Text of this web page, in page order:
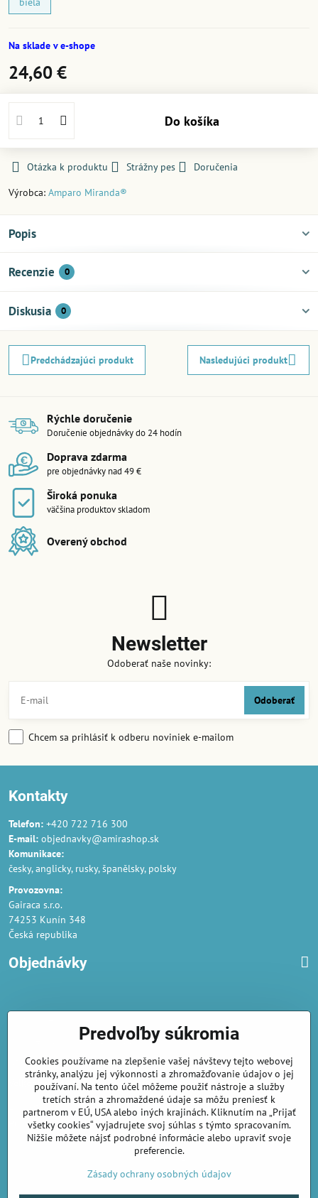
Na sklade v e-shope
24,60 €
Do košíka
Otázka k produktu Strážny pes
Doručenia
Výrobca: Amparo Miranda®
Popis
Recenzie 0
Diskusia 0
Predchádzajúci produkt Nasledujúci produkt
Rýchle doručenie
Doručenie objednávky do 24 hodín
Doprava zdarma
pre objednávky nad 49 €
Široká ponuka
väčšina produktov skladom
Overený obchod
Newsletter
Odoberať naše novinky:
Odoberať
Chcem sa prihlásiť k odberu noviniek e-mailom
Kontakty
Telefon: +420 722 716 300
E-mail: objednavky@amirashop.sk
Komunikace:
česky, anglicky, rusky, španělsky, polsky
Provozovna:
Gairaca s.r.o.
74253 Kunín 348
Česká republika
Objednávky
Podmienky ochrany osobných údajov
Náklady na dodání a doba dodání
Veľkoobchod- značka Gaira®
AmiraShop je registrovaný na Puncovom úrade.
Puncové značkysú k nahliadnuttu.
amirashop.cz/
Predvoľby súkromia
Cookies používame na zlepšenie vašej návštevy tejto webovej
stránky, analýzu jej výkonnosti a zhromažďovanie údajov o jej
používaní. Na tento účel môžeme použiť nástroje a služby
tretích strán a zhromaždené údaje sa môžu preniesť k
partnerom v EÚ, USA alebo iných krajinách. Kliknutím na „Prijať
všetky cookies“ vyjadrujete svoj súhlas s týmto spracovaním.
Nižšie môžete nájsť podrobné informácie alebo upraviť svoje
preferencie.
Zásady ochrany osobných údajov